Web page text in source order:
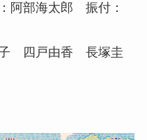
阿部海太郎 振付：
四戸由香 長塚圭